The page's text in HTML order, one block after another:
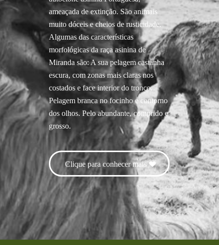
ameaçada de extinção. São animais
muito dóceis e cheios de rusticidade.
Algumas das características
morfológicas da raça asinina de
Miranda são: A sua pelagem castanha
escura, com zonas mais claras nos
costados e face interior do tronco.
Pelagem branca no focinho e contorno
dos olhos. Pelo abundante, comprido e
grosso.
Clique para conhecer mais